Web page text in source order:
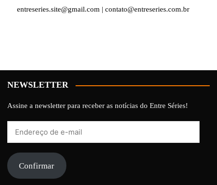
entreseries.site@gmail.com | contato@entreseries.com.br
NEWSLETTER
Assine a newsletter para receber as notícias do Entre Séries!
mail Confirmar